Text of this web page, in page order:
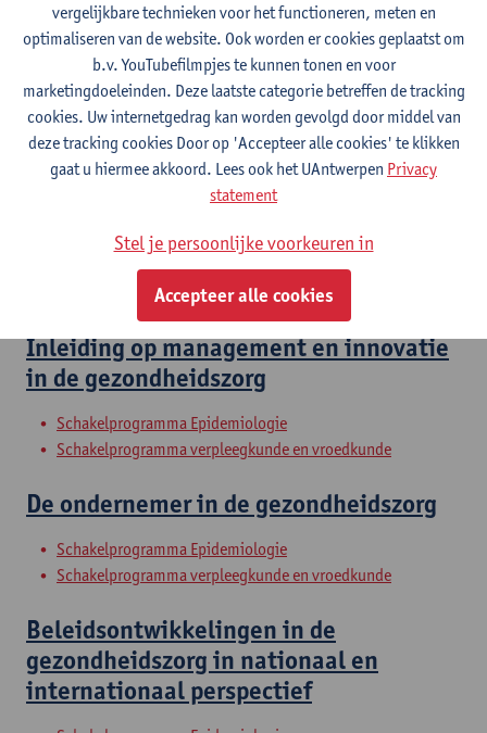
De vroedvrouw specialist in de
hedendaagse zorgmaatschappij
Master in de verpleegkunde en de vroedkunde: vroedvrouw
specialist
De vroedvrouw specialist in een
Master in de verpleegkunde en de vroedkunde: vroedvrouw
Inleiding op management en innovatie
in de gezondheidszorg
Schakelprogramma Epidemiologie
Schakelprogramma verpleegkunde en vroedkunde
De ondernemer in de gezondheidszorg
Schakelprogramma Epidemiologie
Schakelprogramma verpleegkunde en vroedkunde
Beleidsontwikkelingen in de
gezondheidszorg in nationaal en
internationaal perspectief
vergelijkbare technieken voor het functioneren, meten en
optimaliseren van de website. Ook worden er cookies geplaatst om
b.v. YouTubefilmpjes te kunnen tonen en voor
marketingdoeleinden. Deze laatste categorie betreffen de tracking
cookies. Uw internetgedrag kan worden gevolgd door middel van
deze tracking cookies Door op 'Accepteer alle cookies' te klikken
gaat u hiermee akkoord. Lees ook het UAntwerpen Privacy
statement
Stel je persoonlijke voorkeuren in
Accepteer alle cookies